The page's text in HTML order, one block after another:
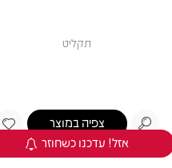
תקליט
צפיה במוצר
אזל! עדכנו כשחוזר